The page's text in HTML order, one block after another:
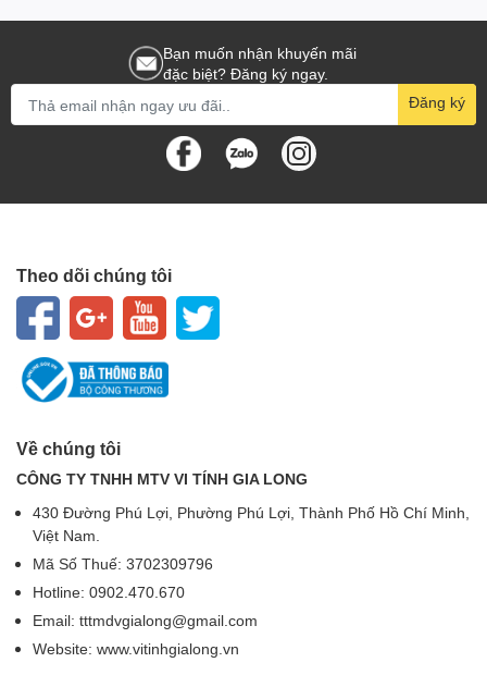
Bạn muốn nhận khuyến mãi
đặc biệt? Đăng ký ngay.
Đăng ký
Theo dõi chúng tôi
Về chúng tôi
CÔNG TY TNHH MTV VI TÍNH GIA LONG
430 Đường Phú Lợi, Phường Phú Lợi, Thành Phố Hồ Chí Minh,
Việt Nam.
Mã Số Thuế: 3702309796
Hotline: 0902.470.670
Email: tttmdvgialong@gmail.com
Website: www.vitinhgialong.vn